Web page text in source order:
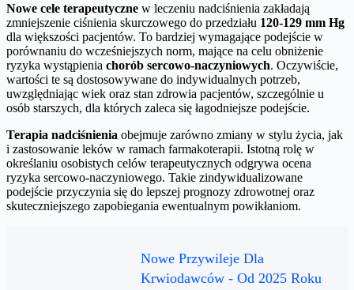
Nowe cele terapeutyczne w leczeniu nadciśnienia zakładają
zmniejszenie ciśnienia skurczowego do przedziału 120-129 mm Hg
dla większości pacjentów. To bardziej wymagające podejście w
porównaniu do wcześniejszych norm, mające na celu obniżenie
ryzyka wystąpienia chorób sercowo-naczyniowych. Oczywiście,
wartości te są dostosowywane do indywidualnych potrzeb,
uwzględniając wiek oraz stan zdrowia pacjentów, szczególnie u
osób starszych, dla których zaleca się łagodniejsze podejście.
Terapia nadciśnienia obejmuje zarówno zmiany w stylu życia, jak
i zastosowanie leków w ramach farmakoterapii. Istotną rolę w
określaniu osobistych celów terapeutycznych odgrywa ocena
ryzyka sercowo-naczyniowego. Takie zindywidualizowane
podejście przyczynia się do lepszej prognozy zdrowotnej oraz
skuteczniejszego zapobiegania ewentualnym powikłaniom.
Nowe Przywileje Dla
Krwiodawców - Od 2025 Roku